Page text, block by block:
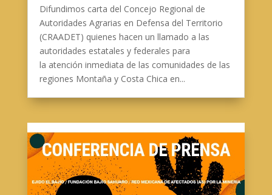
Difundimos carta del Concejo Regional de
Autoridades Agrarias en Defensa del Territorio
(CRAADET) quienes hacen un llamado a las
autoridades estatales y federales para
la atención inmediata de las comunidades de las
regiones Montaña y Costa Chica en...